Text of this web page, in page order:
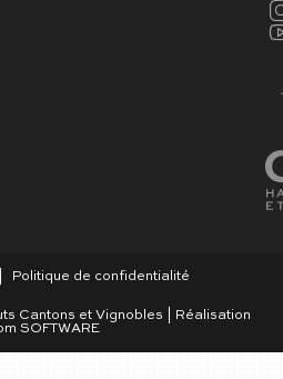
Politique de confidentialité
Cantons et Vignobles | Réalisation
SOFTWARE